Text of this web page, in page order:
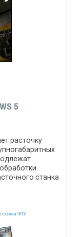
5
расточку
станка